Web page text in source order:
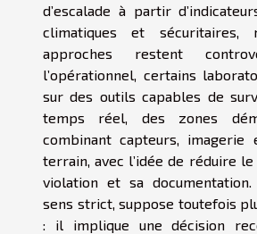
d’escalade à partir
climatiques et sécuritaires,
approches restent
l’opérationnel, certains
sur des outils capables de
temps réel, des zones
combinant capteurs,
terrain, avec l’idée de réduire
violation et sa documentation.
sens strict, suppose toutefois
: il implique une décision